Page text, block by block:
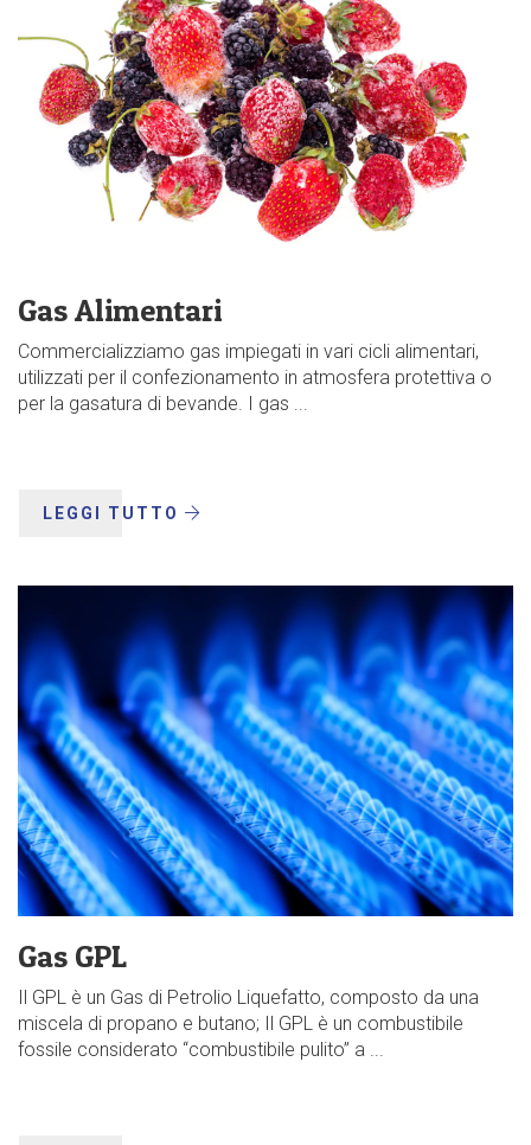
Gas Alimentari
Commercializziamo gas impiegati in vari cicli alimentari,
utilizzati per il confezionamento in atmosfera protettiva o
per la gasatura di bevande. I gas ...
LEGGI TUTTO
Gas GPL
Il GPL è un Gas di Petrolio Liquefatto, composto da una
miscela di propano e butano; Il GPL è un combustibile
fossile considerato “combustibile pulito” a ...